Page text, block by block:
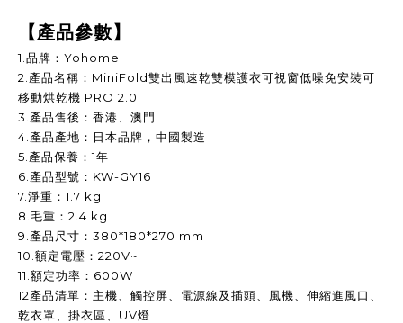
【產品參數】
1.品牌：Yohome
2.產品名稱：MiniFold雙出風速乾雙模護衣可視窗低噪免安裝可
移動烘乾機 PRO 2.0
3.產品售後：香港、澳門
4.產品產地：日本品牌，中國製造
5.產品保養：1年
6.產品型號：KW-GY16
7.淨重：1.7 kg
8.毛重：2.4 kg
9.產品尺寸：380*180*270 mm
10.額定電壓：220V~
11.額定功率：600W
12產品清單：主機、觸控屏、電源線及插頭、風機、伸縮進風口、
乾衣罩、掛衣區、UV燈